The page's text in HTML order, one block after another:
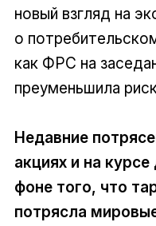
новый взгляд на
о
как ФРС на
преуменьшила
Недавние
акциях и на
фоне того, что
потрясла